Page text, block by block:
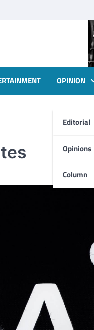
OPINION
Editorial
Opinions
Column